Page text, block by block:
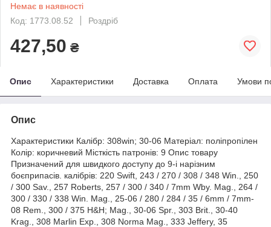
Немає в наявності
Код: 1773.08.52
Роздріб
427,50 ₴
Опис Характеристики Доставка Оплата Умови
Опис
Характеристики Калібр: 308win; 30-06 Матеріал: поліпропілен
Колір: коричневий Місткість патронів: 9 Опис товару
Призначений для швидкого доступу до 9-і нарізним
боєприпасів. калібрів: 220 Swift, 243 / 270 / 308 / 348 Win., 250
/ 300 Sav., 257 Roberts, 257 / 300 / 340 / 7mm Wby. Mag., 264 /
300 / 330 / 338 Win. Mag., 25-06 / 280 / 284 / 35 / 6mm / 7mm-
08 Rem., 300 / 375 H&H; Mag., 30-06 Spr., 303 Brit., 30-40
Krag., 308 Marlin Exp., 308 Norma Mag., 333 Jeffery, 35